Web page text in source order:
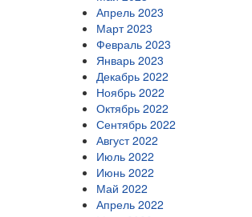
Апрель 2023
Март 2023
Февраль 2023
Январь 2023
Декабрь 2022
Ноябрь 2022
Октябрь 2022
Сентябрь 2022
Август 2022
Июль 2022
Июнь 2022
Май 2022
Апрель 2022